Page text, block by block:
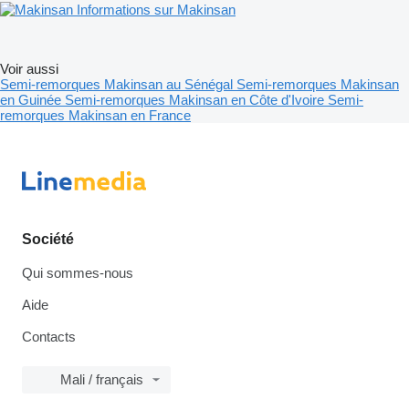
Informations sur Makinsan
Voir aussi
Semi-remorques Makinsan au Sénégal Semi-remorques Makinsan
en Guinée Semi-remorques Makinsan en Côte d'Ivoire Semi-
remorques Makinsan en France
Société
Qui sommes-nous
Aide
Contacts
Mali / français